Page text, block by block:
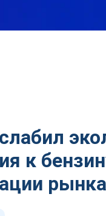
к
рынка